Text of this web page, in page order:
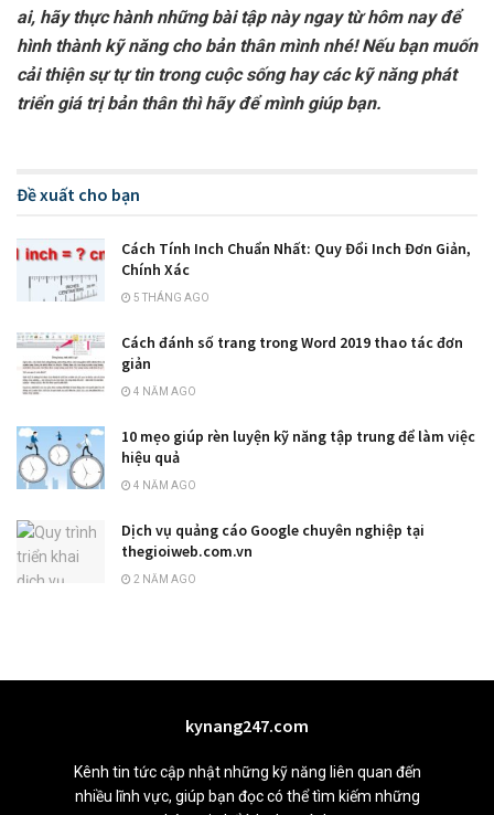
ai, hãy thực hành những bài tập này ngay từ hôm nay để
hình thành kỹ năng cho bản thân mình nhé! Nếu bạn muốn
cải thiện sự tự tin trong cuộc sống hay các kỹ năng phát
triển giá trị bản thân thì hãy để mình giúp bạn.
Đề xuất cho bạn
Cách Tính Inch Chuẩn Nhất: Quy Đổi Inch Đơn Giản,
Chính Xác
5 THÁNG AGO
Cách đánh số trang trong Word 2019 thao tác đơn
giản
4 NĂM AGO
10 mẹo giúp rèn luyện kỹ năng tập trung để làm việc
hiệu quả
4 NĂM AGO
Dịch vụ quảng cáo Google chuyên nghiệp tại
thegioiweb.com.vn
2 NĂM AGO
kynang247.com
Kênh tin tức cập nhật những kỹ năng liên quan đến
nhiều lĩnh vực, giúp bạn đọc có thể tìm kiếm những